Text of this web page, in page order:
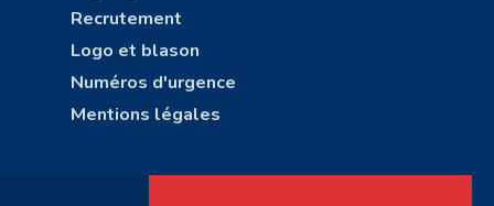
Recrutement
Logo et blason
Numéros d'urgence
Mentions légales